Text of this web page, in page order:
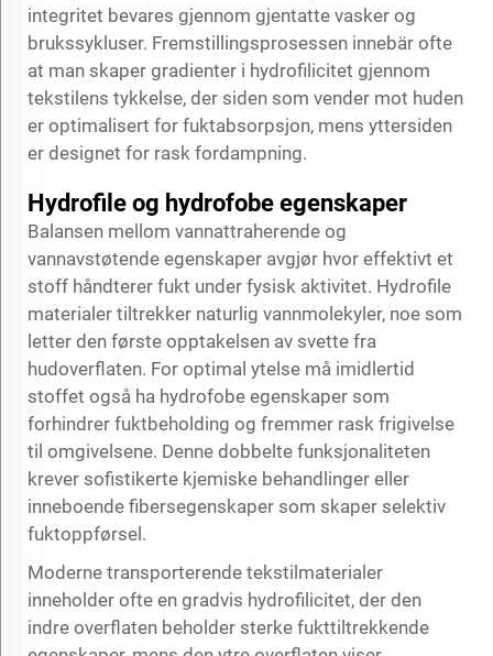
integritet bevares gjennom gjentatte vasker og
brukssykluser. Fremstillingsprosessen innebär ofte
at man skaper gradienter i hydrofilicitet gjennom
tekstilens tykkelse, der siden som vender mot huden
er optimalisert for fuktabsorpsjon, mens yttersiden
er designet for rask fordampning.
Hydrofile og hydrofobe egenskaper
Balansen mellom vannattraherende og
vannavstøtende egenskaper avgjør hvor effektivt et
stoff håndterer fukt under fysisk aktivitet. Hydrofile
materialer tiltrekker naturlig vannmolekyler, noe som
letter den første opptakelsen av svette fra
hudoverflaten. For optimal ytelse må imidlertid
stoffet også ha hydrofobe egenskaper som
forhindrer fuktbeholding og fremmer rask frigivelse
til omgivelsene. Denne dobbelte funksjonaliteten
krever sofistikerte kjemiske behandlinger eller
inneboende fibersegenskaper som skaper selektiv
fuktoppførsel.
Moderne transporterende tekstilmaterialer
inneholder ofte en gradvis hydrofilicitet, der den
indre overflaten beholder sterke fukttiltrekkende